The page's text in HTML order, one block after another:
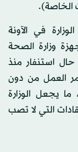
في الآونة
وزارة الصحة
استنفار منذ
العمل من دون
ما يجعل الوزارة
التي لا تصب